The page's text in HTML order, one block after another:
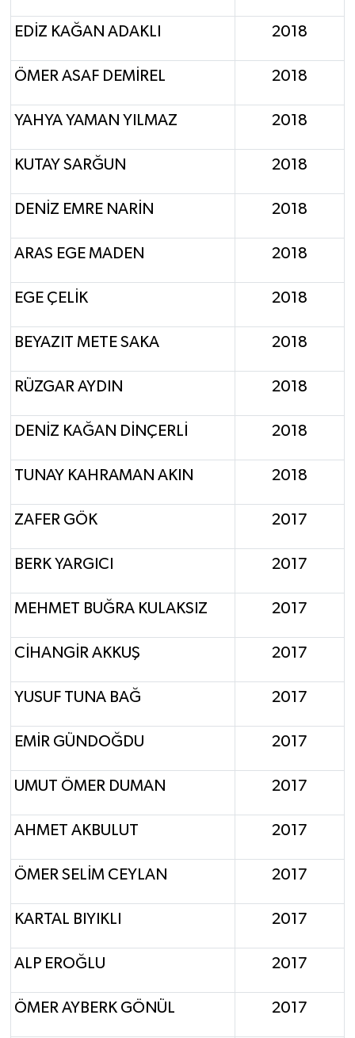
EDİZ KAĞAN ADAKLI 2018
ÖMER ASAF DEMİREL 2018
YAHYA YAMAN YILMAZ 2018
KUTAY SARĞUN 2018
DENİZ EMRE NARİN 2018
ARAS EGE MADEN 2018
EGE ÇELİK 2018
BEYAZIT METE SAKA 2018
RÜZGAR AYDIN 2018
DENİZ KAĞAN DİNÇERLİ 2018
TUNAY KAHRAMAN AKIN 2018
ZAFER GÖK 2017
BERK YARGICI 2017
MEHMET BUĞRA KULAKSIZ 2017
CİHANGİR AKKUŞ 2017
YUSUF TUNA BAĞ 2017
EMİR GÜNDOĞDU 2017
UMUT ÖMER DUMAN 2017
AHMET AKBULUT 2017
ÖMER SELİM CEYLAN 2017
KARTAL BIYIKLI 2017
ALP EROĞLU 2017
ÖMER AYBERK GÖNÜL 2017